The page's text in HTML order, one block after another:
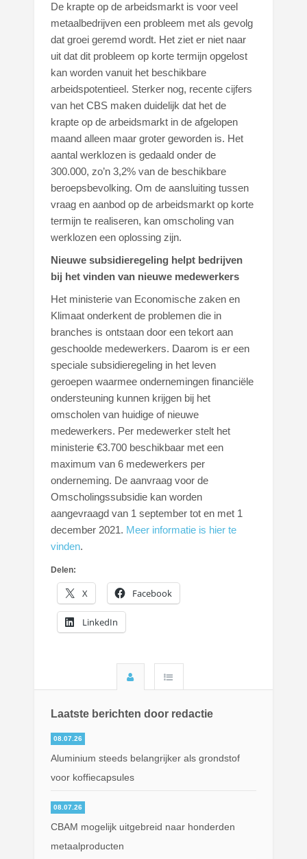
De krapte op de arbeidsmarkt is voor veel
metaalbedrijven een probleem met als gevolg
dat groei geremd wordt. Het ziet er niet naar
uit dat dit probleem op korte termijn opgelost
kan worden vanuit het beschikbare
arbeidspotentieel. Sterker nog, recente cijfers
van het CBS maken duidelijk dat het de
krapte op de arbeidsmarkt in de afgelopen
maand alleen maar groter geworden is. Het
aantal werklozen is gedaald onder de
300.000, zo’n 3,2% van de beschikbare
beroepsbevolking. Om de aansluiting tussen
vraag en aanbod op de arbeidsmarkt op korte
termijn te realiseren, kan omscholing van
werklozen een oplossing zijn.
Nieuwe subsidieregeling helpt bedrijven
bij het vinden van nieuwe medewerkers
Het ministerie van Economische zaken en
Klimaat onderkent de problemen die in
branches is ontstaan door een tekort aan
geschoolde medewerkers. Daarom is er een
speciale subsidieregeling in het leven
geroepen waarmee ondernemingen financiële
ondersteuning kunnen krijgen bij het
omscholen van huidige of nieuwe
medewerkers. Per medewerker stelt het
ministerie €3.700 beschikbaar met een
maximum van 6 medewerkers per
onderneming. De aanvraag voor de
Omscholingssubsidie kan worden
aangevraagd van 1 september tot en met 1
december 2021. Meer informatie is hier te
vinden.
Delen:
X Facebook
LinkedIn
Laatste berichten door redactie
08.07.26
Aluminium steeds belangrijker als grondstof
voor koffiecapsules
08.07.26
CBAM mogelijk uitgebreid naar honderden
metaalproducten